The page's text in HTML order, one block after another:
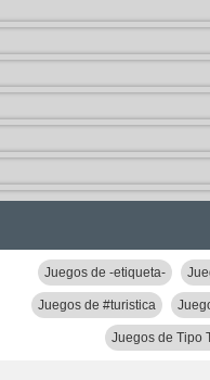
Juegos de -etiqueta-
Juegos de #turistica
Juegos de Tipo